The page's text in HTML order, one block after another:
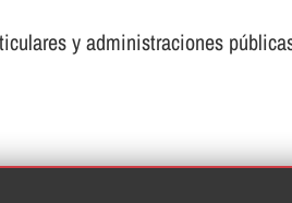
y administraciones